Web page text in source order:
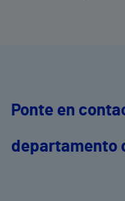
Ponte en
departamento